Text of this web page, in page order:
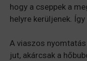
hogy a cseppek a
helyre kerüljenek.
A viaszos
jut, akárcsak a